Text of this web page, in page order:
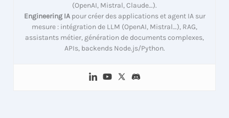
(OpenAI, Mistral, Claude…).
Engineering IApour créer des applications et agent IA sur
mesure : intégration de LLM (OpenAI, Mistral…), RAG,
assistants métier, génération de documents complexes,
APIs, backends Node.js/Python.